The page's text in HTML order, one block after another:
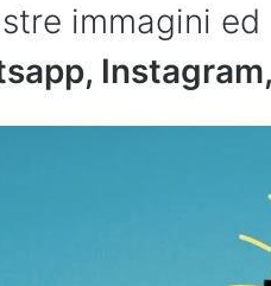
immagini